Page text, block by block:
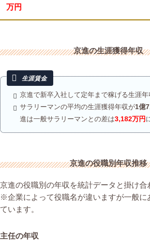
万円
京進の生涯獲得年収
京進で新卒入社して定年まで稼げる生涯年
サラリーマンの平均の生涯獲得年収が1億
進は一般サラリーマンとの差は3,182万円
京進の役職別年収推移
京進の役職別の年収を統計データと掛け合
※企業によって役職名が違いますが一般に
ています。
主任の年収